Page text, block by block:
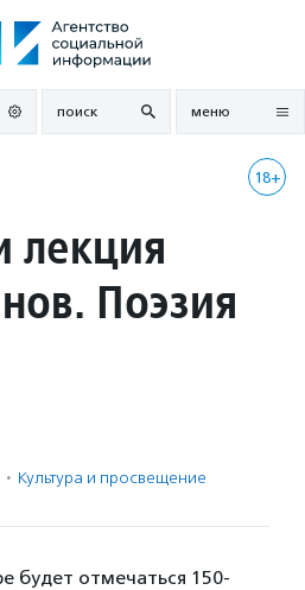
поиск меню
18+
лекция
Поэзия
· Культура и просвещение
будет отмечаться 150-